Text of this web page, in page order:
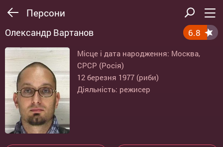
Персони
Олександр Вартанов 6.8
Місце і дата народження: Москва,
СРСР (Росія)
12 березня 1977 (риби)
Діяльність: режисер